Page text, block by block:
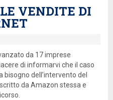
VENDITE DI
da 17 imprese
di informarvi che il caso
dell’intervento del
da Amazon stessa e